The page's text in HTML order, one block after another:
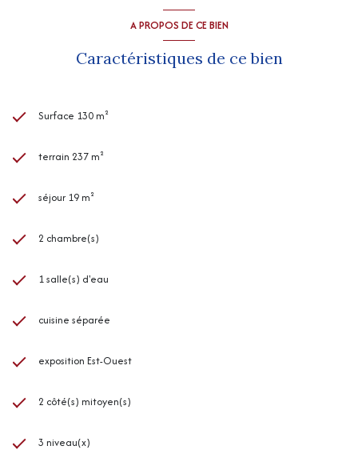
A PROPOS DE CE BIEN
Caractéristiques de ce bien
Surface 130 m²
terrain 237 m²
séjour 19 m²
2 chambre(s)
1 salle(s) d'eau
cuisine séparée
exposition Est-Ouest
2 côté(s) mitoyen(s)
3 niveau(x)